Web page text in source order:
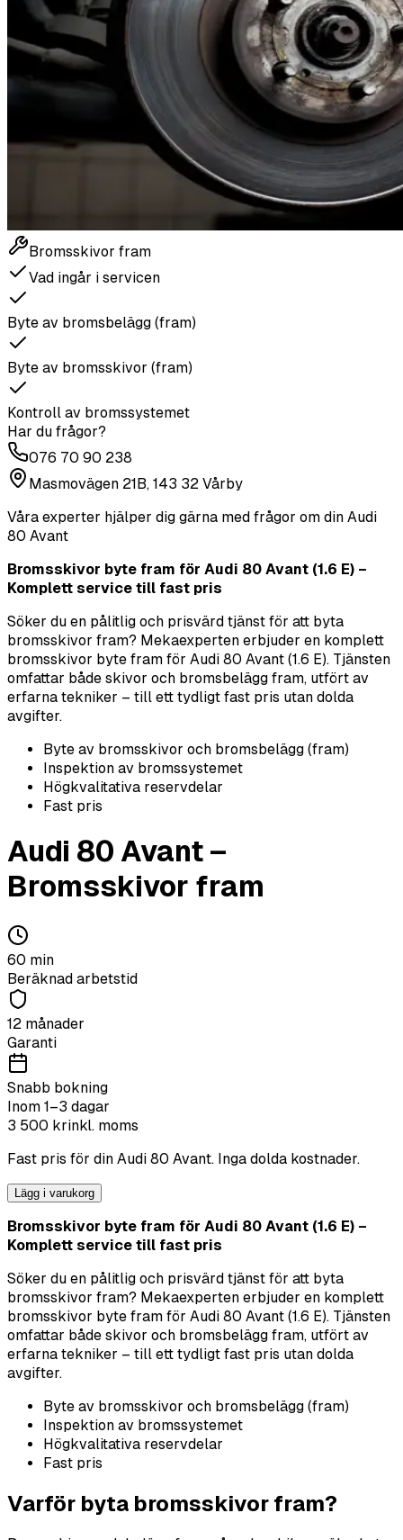
Bromsskivor fram
Vad ingår i servicen
Byte av bromsbelägg (fram)
Byte av bromsskivor (fram)
Kontroll av bromssystemet
Har du frågor?
076 70 90 238
Masmovägen 21B, 143 32 Vårby
Våra experter hjälper dig gärna med frågor om din Audi
80 Avant
Bromsskivor byte fram för Audi 80 Avant (1.6 E) –
Komplett service till fast pris
Söker du en pålitlig och prisvärd tjänst för att byta
bromsskivor fram? Mekaexperten erbjuder en komplett
bromsskivor byte fram för Audi 80 Avant (1.6 E). Tjänsten
omfattar både skivor och bromsbelägg fram, utfört av
erfarna tekniker – till ett tydligt fast pris utan dolda
avgifter.
Byte av bromsskivor och bromsbelägg (fram)
Inspektion av bromssystemet
Högkvalitativa reservdelar
Fast pris
Audi 80 Avant –
Bromsskivor fram
60 min
Beräknad arbetstid
12 månader
Garanti
Snabb bokning
Inom 1–3 dagar
3 500 krinkl. moms
Fast pris för din Audi 80 Avant. Inga dolda kostnader.
Lägg i varukorg
Bromsskivor byte fram för Audi 80 Avant (1.6 E) –
Komplett service till fast pris
Söker du en pålitlig och prisvärd tjänst för att byta
bromsskivor fram? Mekaexperten erbjuder en komplett
bromsskivor byte fram för Audi 80 Avant (1.6 E). Tjänsten
omfattar både skivor och bromsbelägg fram, utfört av
erfarna tekniker – till ett tydligt fast pris utan dolda
avgifter.
Byte av bromsskivor och bromsbelägg (fram)
Inspektion av bromssystemet
Högkvalitativa reservdelar
Fast pris
Varför byta bromsskivor fram?